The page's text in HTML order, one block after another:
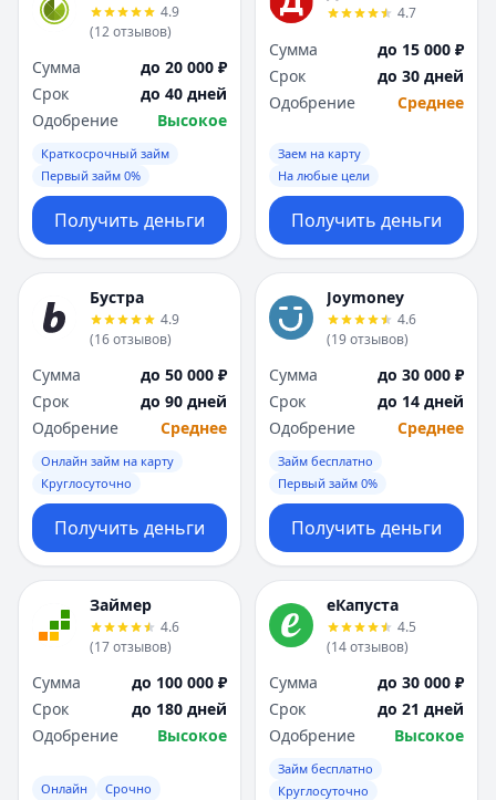
4.9
(12отзывов)
Сумма
до 20 000 ₽
Срок
до 40 дней
Одобрение
Высокое
Краткосрочный займ
Первый займ 0%
Получить деньги
4.7
Сумма
до 15 000 ₽
Срок
до 30 дней
Одобрение
Среднее
Заем на карту
На любые цели
Получить деньги
Бустра
4.9
(16отзывов)
Сумма
до 50 000 ₽
Срок
до 90 дней
Одобрение
Среднее
Онлайн займ на карту
Круглосуточно
Получить деньги
Joymoney
4.6
(19отзывов)
Сумма
до 30 000 ₽
Срок
до 14 дней
Одобрение
Среднее
Займ бесплатно
Первый займ 0%
Получить деньги
Займер
4.6
(17отзывов)
Сумма
до 100 000 ₽
Срок
до 180 дней
Одобрение
Высокое
Онлайн Срочно
еКапуста
4.5
(14отзывов)
Сумма
до 30 000 ₽
Срок
до 21 дней
Одобрение
Высокое
Займ бесплатно
Круглосуточно